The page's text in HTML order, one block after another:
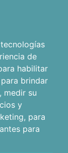
de
habilitar
para brindar
, medir su
y
, para
para